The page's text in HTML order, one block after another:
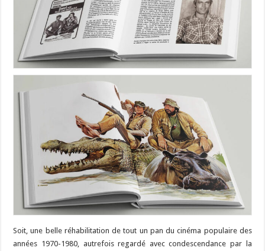
Soit, une belle réhabilitation de tout un pan du cinéma populaire des
années 1970-1980, autrefois regardé avec condescendance par la